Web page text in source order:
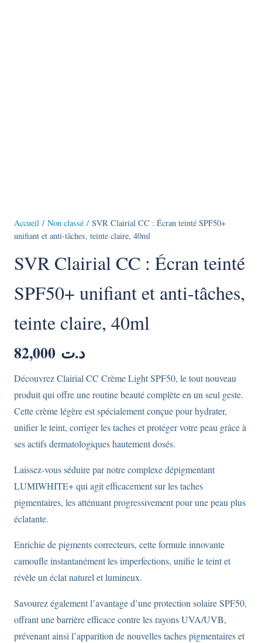
Accueil / Non classé / SVR Clairial CC : Écran teinté SPF50+
unifiant et anti-tâches, teinte claire, 40ml
SVR Clairial CC : Écran teinté
SPF50+ unifiant et anti-tâches,
teinte claire, 40ml
د.ت
Découvrez Clairial CC Crème Light SPF50, le tout nouveau
produit qui offre une routine beauté complète en un seul geste.
Cette crème légère est spécialement conçue pour hydrater,
unifier le teint, corriger les taches et protéger votre peau grâce à
ses actifs dermatologiques hautement dosés.
Laissez-vous séduire par notre complexe dépigmentant
LUMIWHITE+ qui agit efficacement sur les taches
pigmentaires, les atténuant progressivement pour une peau plus
éclatante.
Enrichie de pigments correcteurs, cette formule innovante
camoufle instantanément les imperfections, unifie le teint et
révèle un éclat naturel et lumineux.
Savourez également l’avantage d’une protection solaire SPF50,
offrant une barrière efficace contre les rayons UVA/UVB,
prévenant ainsi l’apparition de nouvelles taches pigmentaires et